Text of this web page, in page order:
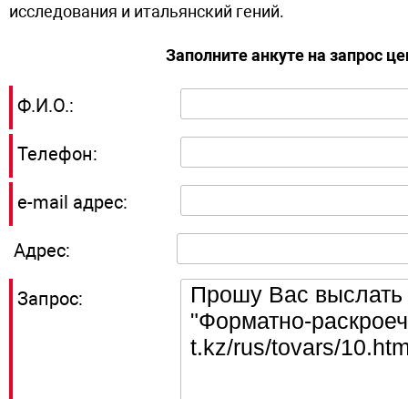
исследования и итальянский гений.
Заполните анкуте на запрос
Ф.И.О.:
Телефон:
e-mail адрес:
Адрес:
Запрос: